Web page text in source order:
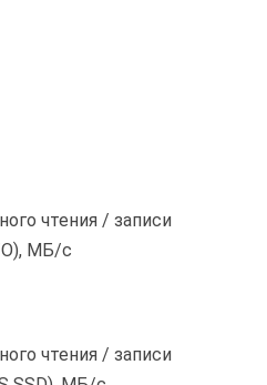
чтения / записи
МБ/с
чтения / записи